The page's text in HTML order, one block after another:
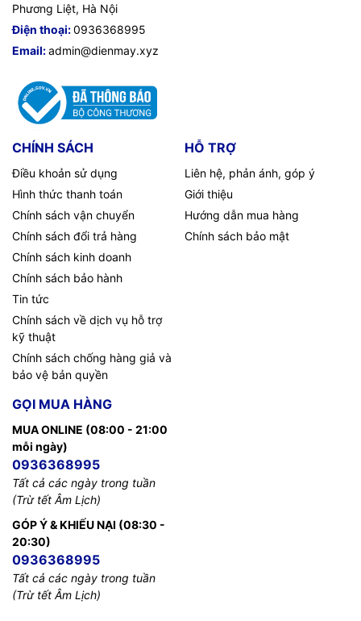
Phương Liệt, Hà Nội
Điện thoại:0936368995
Email:admin@dienmay.xyz
CHÍNH SÁCH
Điều khoản sử dụng
Hình thức thanh toán
Chính sách vận chuyển
Chính sách đổi trả hàng
Chính sách kinh doanh
Chính sách bảo hành
Tin tức
Chính sách về dịch vụ hỗ trợ
kỹ thuật
Chính sách chống hàng giả và
bảo vệ bản quyền
HỖ TRỢ
Liên hệ, phản ánh, góp ý
Giới thiệu
Hướng dẫn mua hàng
Chính sách bảo mật
GỌI MUA HÀNG
MUA ONLINE (08:00 - 21:00
mỗi ngày)
0936368995
Tất cả các ngày trong tuần
(Trừ tết Âm Lịch)
GÓP Ý & KHIẾU NẠI (08:30 -
20:30)
0936368995
Tất cả các ngày trong tuần
(Trừ tết Âm Lịch)